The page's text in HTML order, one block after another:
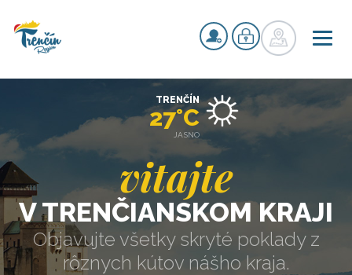
vitajte
V TRENČIANSKOM KRAJI
Objavujte všetky skryté poklady z
rôznych kútov nášho kraja.
TRENČÍN
27°C
JASNO